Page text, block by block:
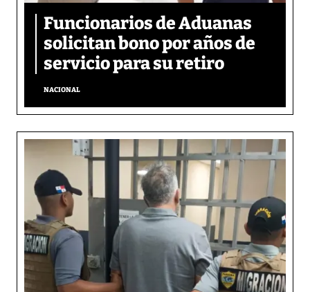
Funcionarios de Aduanas
solicitan bono por años de
servicio para su retiro
NACIONAL